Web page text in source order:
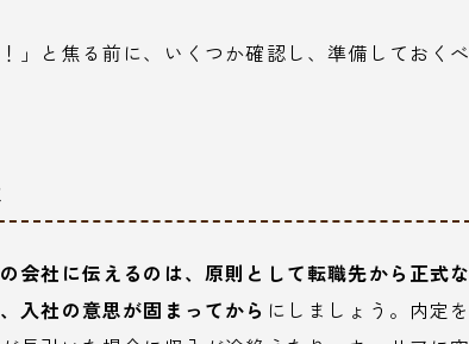
」と焦る前に、いくつか確認し、準備しておくべ
会社に伝えるのは、原則として転職先から正式な
入社の意思が固まってから にしましょう。内定を